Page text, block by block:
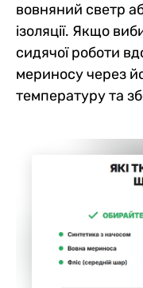
вовняний светр
ізоляції. Якщо
сидячої роботи
мериносу через
температуру та